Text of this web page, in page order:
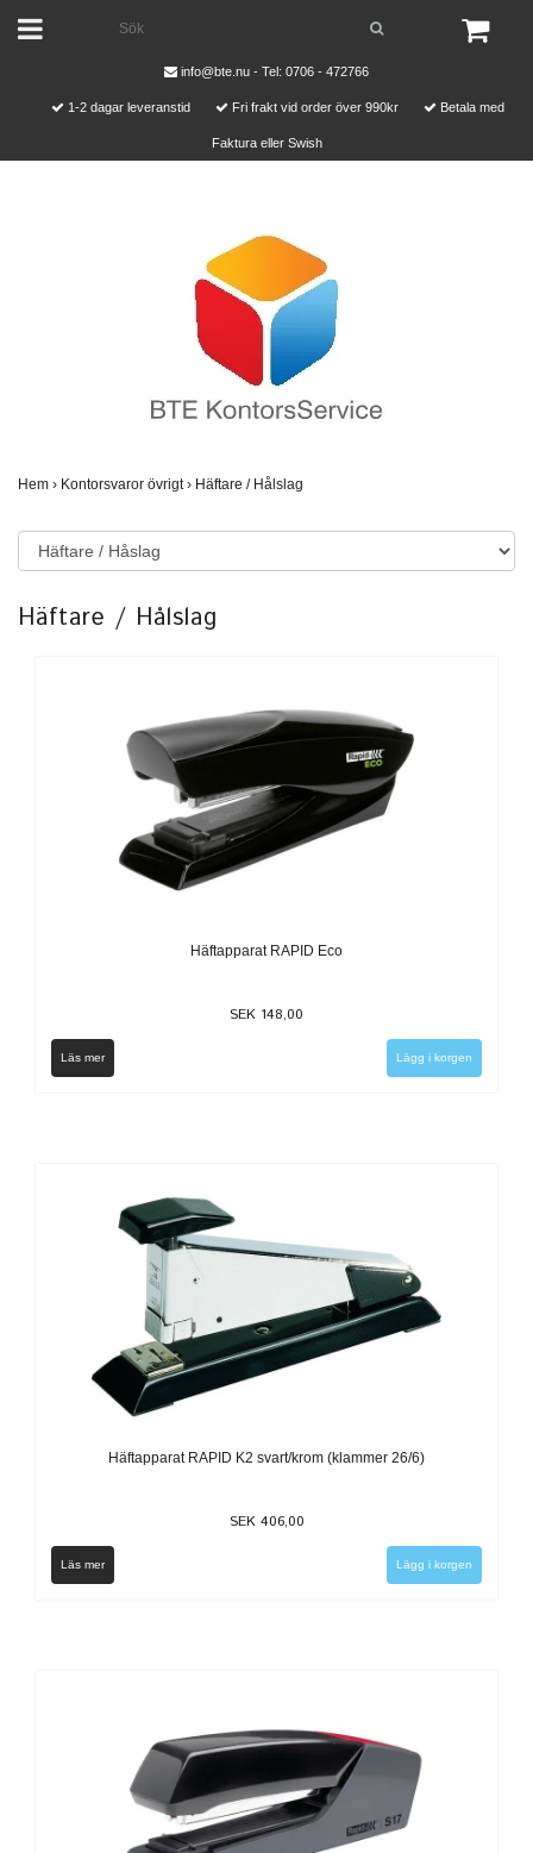
info@bte.nu - Tel: 0706 - 472766
1-2 dagar leveranstid Fri frakt vid order över 990kr Betala med
Faktura eller Swish
Hem › Kontorsvaror övrigt› Häftare / Hålslag
Häftare / Hålslag
Häftapparat RAPID Eco
SEK 148,00
Läs mer
Häftapparat RAPID K2 svart/krom (klammer 26/6)
SEK 406,00
Läs mer